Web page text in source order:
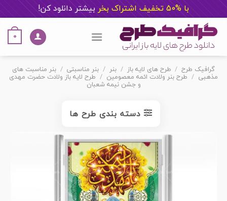
با %50 تخفیف اشتراک بخر بیشتر دانلود کن!
content
0
گرافیک طرح / طرح های لایه باز / بنر / بنر مناسبتی / بنر مناسبت های
مذهبی / طرح بنر ولادت ائمه معصومین / طرح لایه باز ولادت حضرت مهدی
و جشن نیمه شعبان
دسته بندی طرح ها